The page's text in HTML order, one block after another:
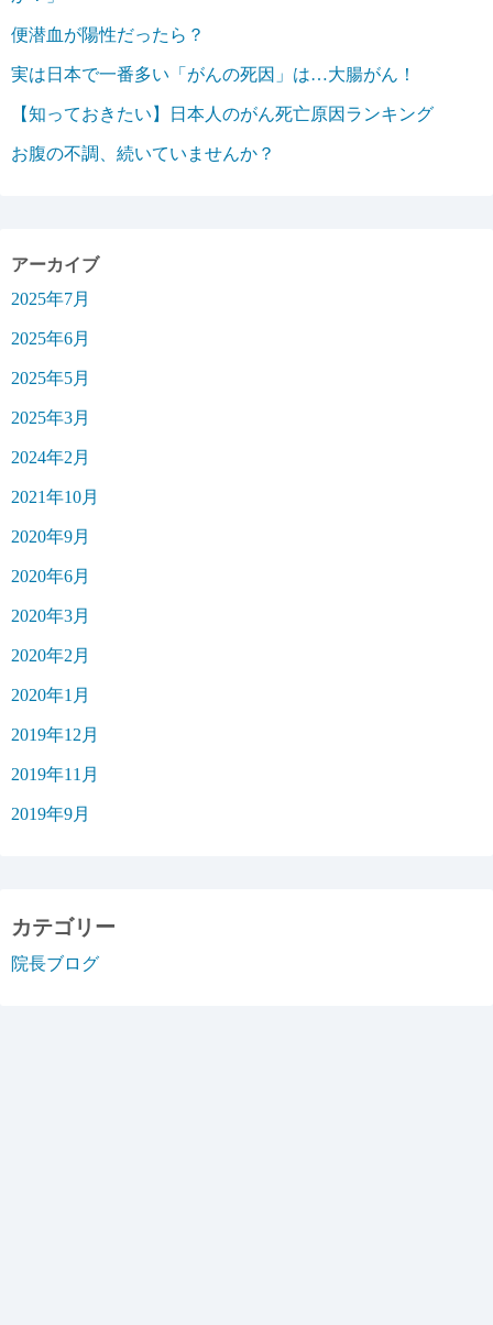
便潜血が陽性だったら？
実は日本で一番多い「がんの死因」は…大腸がん！
【知っておきたい】日本人のがん死亡原因ランキング
お腹の不調、続いていませんか？
アーカイブ
2025年7月
2025年6月
2025年5月
2025年3月
2024年2月
2021年10月
2020年9月
2020年6月
2020年3月
2020年2月
2020年1月
2019年12月
2019年11月
2019年9月
カテゴリー
院長ブログ